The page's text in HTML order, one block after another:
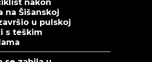
nakon
na Šišanskoj
u pulskoj
s teškim